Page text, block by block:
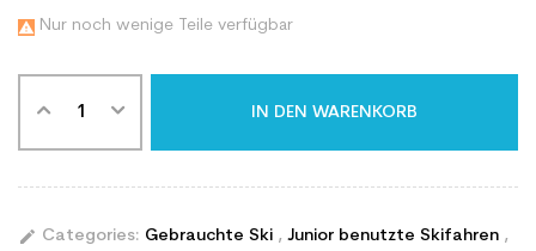
 Nur noch wenige Teile verfügbar
IN DEN WARENKORB
edit Categories: Gebrauchte Ski , Junior benutzte Skifahren ,